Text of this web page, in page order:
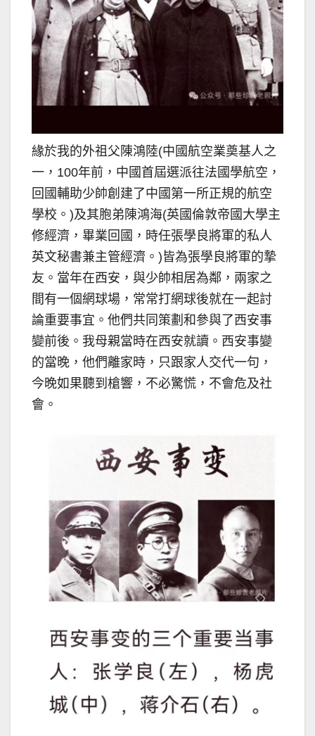
緣於我的外祖父陳鴻陸(中國航空業奠基人之
一，100年前，中國首屆選派往法國學航空，
回國輔助少帥創建了中國第一所正規的航空
學校。)及其胞弟陳鴻海(英國倫敦帝國大學主
修經濟，畢業回國，時任張學良將軍的私人
英文秘書兼主管經濟。)皆為張學良將軍的摯
友。當年在西安，與少帥相居為鄰，兩家之
間有一個網球場，常常打網球後就在一起討
論重要事宜。他們共同策劃和參與了西安事
變前後。我母親當時在西安就讀。西安事變
的當晚，他們離家時，只跟家人交代一句，
今晚如果聽到槍響，不必驚慌，不會危及社
會。